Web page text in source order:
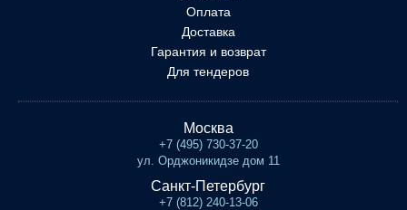
Оплата
Доставка
Гарантия и возврат
Для тендеров
Москва
+7 (495) 730-37-20
ул. Орджоникидзе дом 11
Санкт-Петербург
+7 (812) 240-13-06